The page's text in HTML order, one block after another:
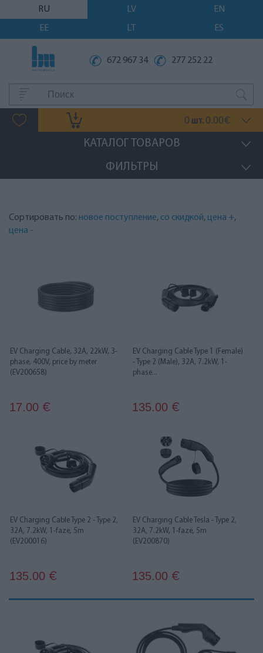
RU LV
EN
EE
LT ES
672 967 34 277 252 22
0 шт. 0.00€
КАТАЛОГ ТОВАРОВ
ФИЛЬТРЫ
Сортировать по: новое поступление, со скидкой, цена +,
цена -
EV Charging Cable, 32A, 22kW, 3-
phase, 400V, price by meter
(EV200658)
17.00 €
EV Charging Cable Type 1 (Female)
- Type 2 (Male), 32A, 7.2kW, 1-
phase...
135.00 €
EV Charging Cable Type 2 - Type 2,
32A, 7.2kW, 1-fazë, 5m
(EV200016)
135.00 €
EV Charging Cable Tesla - Type 2,
32A, 7.2kW, 1-fazë, 5m
(EV200870)
135.00 €